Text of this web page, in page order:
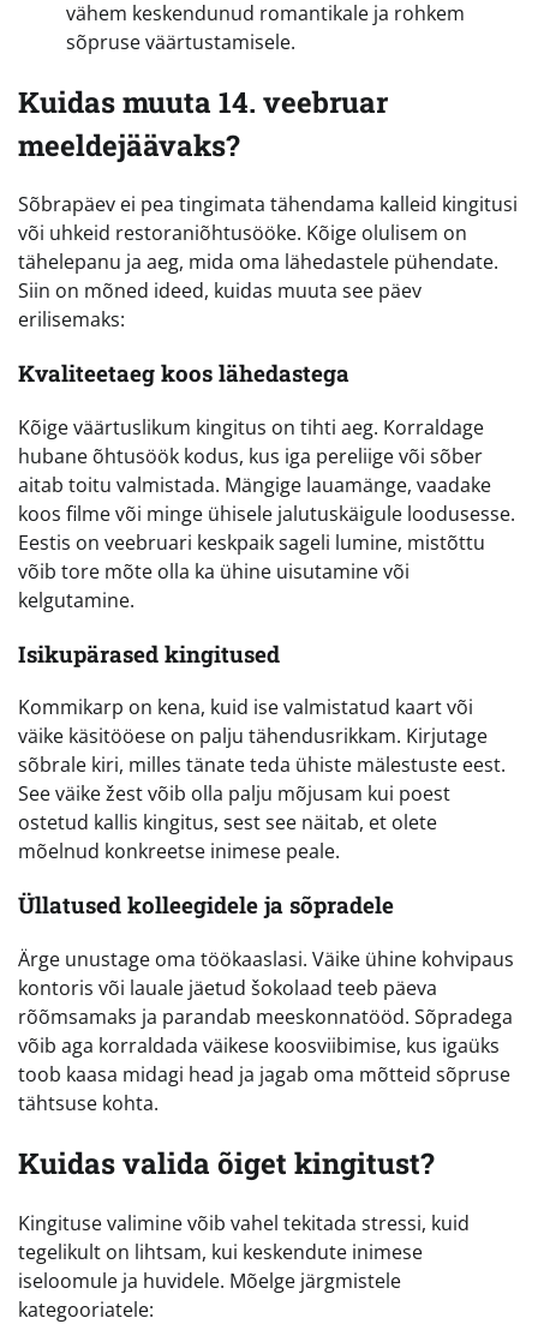
vähem keskendunud romantikale ja rohkem
sõpruse väärtustamisele.
Kuidas muuta 14. veebruar
meeldejäävaks?
Sõbrapäev ei pea tingimata tähendama kalleid kingitusi
või uhkeid restoraniõhtusööke. Kõige olulisem on
tähelepanu ja aeg, mida oma lähedastele pühendate.
Siin on mõned ideed, kuidas muuta see päev
erilisemaks:
Kvaliteetaeg koos lähedastega
Kõige väärtuslikum kingitus on tihti aeg. Korraldage
hubane õhtusöök kodus, kus iga pereliige või sõber
aitab toitu valmistada. Mängige lauamänge, vaadake
koos filme või minge ühisele jalutuskäigule loodusesse.
Eestis on veebruari keskpaik sageli lumine, mistõttu
võib tore mõte olla ka ühine uisutamine või
kelgutamine.
Isikupärased kingitused
Kommikarp on kena, kuid ise valmistatud kaart või
väike käsitööese on palju tähendusrikkam. Kirjutage
sõbrale kiri, milles tänate teda ühiste mälestuste eest.
See väike žest võib olla palju mõjusam kui poest
ostetud kallis kingitus, sest see näitab, et olete
mõelnud konkreetse inimese peale.
Üllatused kolleegidele ja sõpradele
Ärge unustage oma töökaaslasi. Väike ühine kohvipaus
kontoris või lauale jäetud šokolaad teeb päeva
rõõmsamaks ja parandab meeskonnatööd. Sõpradega
võib aga korraldada väikese koosviibimise, kus igaüks
toob kaasa midagi head ja jagab oma mõtteid sõpruse
tähtsuse kohta.
Kuidas valida õiget kingitust?
Kingituse valimine võib vahel tekitada stressi, kuid
tegelikult on lihtsam, kui keskendute inimese
iseloomule ja huvidele. Mõelge järgmistele
kategooriatele: